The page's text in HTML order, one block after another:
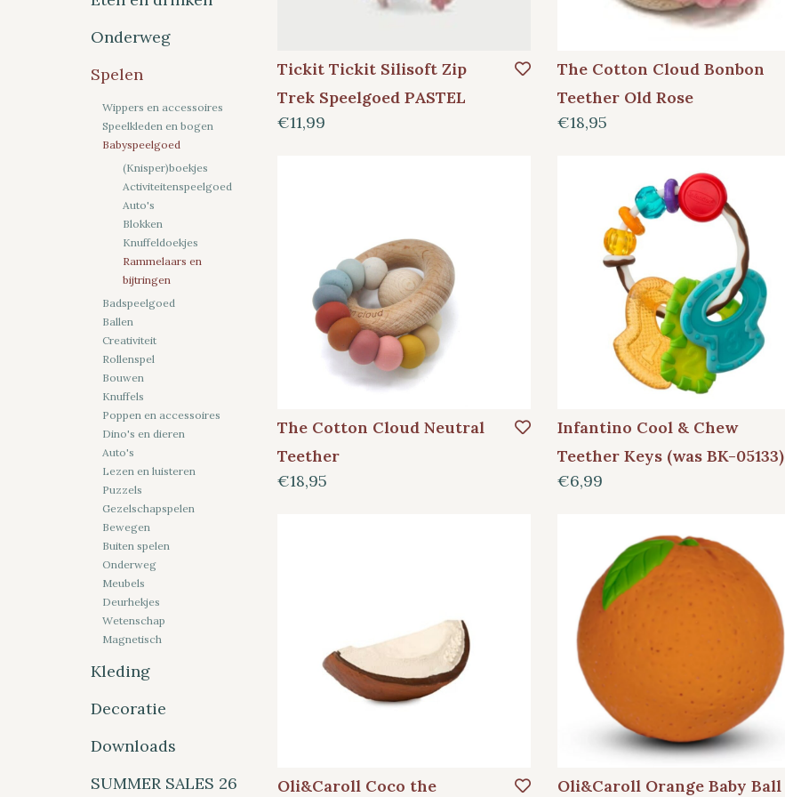
Onderweg
Spelen
Wippers en accessoires
Speelkleden en bogen
Babyspeelgoed
(Knisper)boekjes
Activiteitenspeelgoed
Auto's
Blokken
Knuffeldoekjes
Rammelaars en
bijtringen
Badspeelgoed
Ballen
Creativiteit
Rollenspel
Bouwen
Knuffels
Poppen en accessoires
Dino's en dieren
Auto's
Lezen en luisteren
Puzzels
Gezelschapspelen
Bewegen
Buiten spelen
Onderweg
Meubels
Deurhekjes
Wetenschap
Magnetisch
Kleding
Decoratie
Downloads
SUMMER SALES 26
Tickit Tickit Silisoft Zip
Trek Speelgoed PASTEL
€11,99
The Cotton Cloud Bonbon
Teether Old Rose
€18,95
The Cotton Cloud Neutral
Teether
€18,95
Infantino Cool & Chew
Teether Keys (was BK-05133)
€6,99
Oli&Caroll Coco the
Oli&Caroll Orange Baby Ball